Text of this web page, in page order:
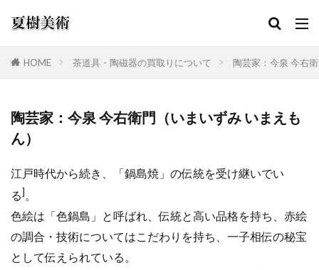
HOME 茶道具・陶磁器の買取りについて 陶芸家：今泉 今右
陶芸家：今泉 今右衛門（いまいずみ いまえも
ん）
江戸時代から続き、「鍋島焼」の伝統を受け継いでい
る] 。
色絵は「色鍋島」と呼ばれ、伝統と高い品格を持ち、赤絵
の調合・技術についてはこだわりを持ち、一子相伝の秘宝
として伝えられている。
カテゴリー